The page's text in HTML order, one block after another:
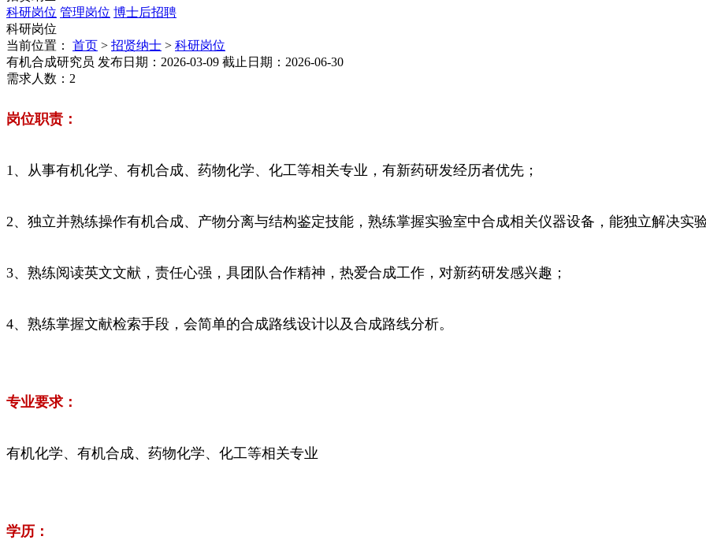
科研岗位 管理岗位 博士后招聘
科研岗位
当前位置：
首页 > 招贤纳士 > 科研岗位
有机合成研究员 发布日期：2026-03-09 截止日期：2026-06-30
需求人数：2
岗位职责：
1、从事有机化学、有机合成、药物化学、化工等相关专业，有新药研发经历者优先；
2、独立并熟练操作有机合成、产物分离与结构鉴定技能，熟练掌握实验室中合成相关仪器设备，能独立解决实
3、熟练阅读英文文献，责任心强，具团队合作精神，热爱合成工作，对新药研发感兴趣；
4、熟练掌握文献检索手段，会简单的合成路线设计以及合成路线分析。
专业要求：
有机化学、有机合成、药物化学、化工等相关专业
学历：